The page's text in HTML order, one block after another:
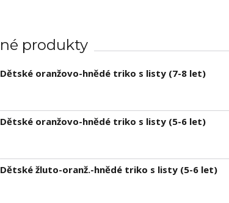
produkty
Dětské oranžovo-hnědé triko s listy (7-8 let)
Dětské oranžovo-hnědé triko s listy (5-6 let)
Dětské žluto-oranž.-hnědé triko s listy (5-6 let)